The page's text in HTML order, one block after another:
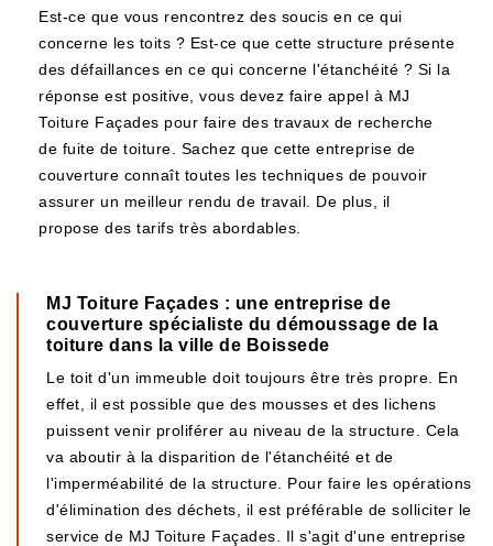
Est-ce que vous rencontrez des soucis en ce qui
concerne les toits ? Est-ce que cette structure présente
des défaillances en ce qui concerne l'étanchéité ? Si la
réponse est positive, vous devez faire appel à MJ
Toiture Façades pour faire des travaux de recherche
de fuite de toiture. Sachez que cette entreprise de
couverture connaît toutes les techniques de pouvoir
assurer un meilleur rendu de travail. De plus, il
propose des tarifs très abordables.
MJ Toiture Façades : une entreprise de
couverture spécialiste du démoussage de la
toiture dans la ville de Boissede
Le toit d'un immeuble doit toujours être très propre. En
effet, il est possible que des mousses et des lichens
puissent venir proliférer au niveau de la structure. Cela
va aboutir à la disparition de l'étanchéité et de
l'imperméabilité de la structure. Pour faire les opérations
d'élimination des déchets, il est préférable de solliciter le
service de MJ Toiture Façades. Il s'agit d'une entreprise